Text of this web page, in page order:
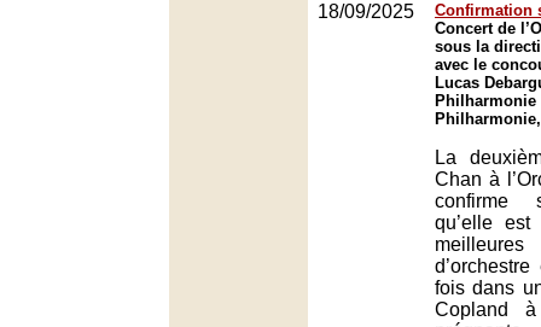
18/09/2025
Confirmation
Concert de
sous la
avec le
Lucas
Philharmonie
La
Chan à
confirme
qu’elle
fois dans
Copland